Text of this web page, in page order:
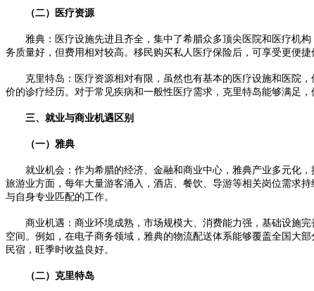
（二）医疗资源
雅典：医疗设施先进且齐全，集中了希腊众多顶尖医院和医疗机构
务质量好，但费用相对较高。移民购买私人医疗保险后，可享受更便
克里特岛：医疗资源相对有限，虽然也有基本的医疗设施和医院，
价的诊疗经历。对于常见疾病和一般性医疗需求，克里特岛能够满足
三、就业与商业机遇区别
（一）雅典
就业机会：作为希腊的经济、金融和商业中心，雅典产业多元化，
旅游业方面，每年大量游客涌入，酒店、餐饮、导游等相关岗位需求
与自身专业匹配的工作。
商业机遇：商业环境成熟，市场规模大、消费能力强，基础设施完
空间。例如，在电子商务领域，雅典的物流配送体系能够覆盖全国大
民宿，旺季时收益良好。
（二）克里特岛